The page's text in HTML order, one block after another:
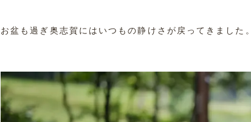
お盆も過ぎ奥志賀にはいつもの静けさが戻ってきました。